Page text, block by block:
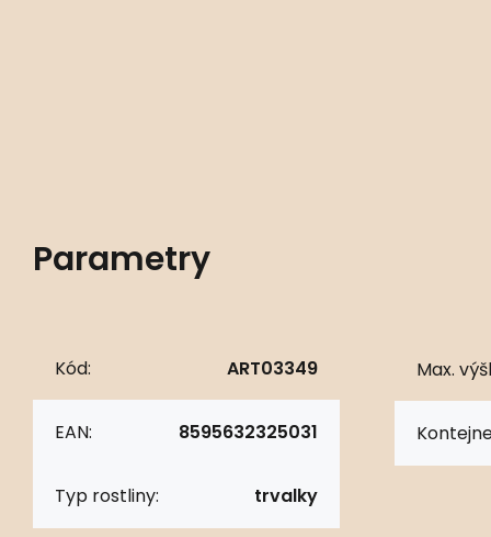
Parametry
Kód: ART03349
EAN: 8595632325031
Typ rostliny: trvalky
Max.